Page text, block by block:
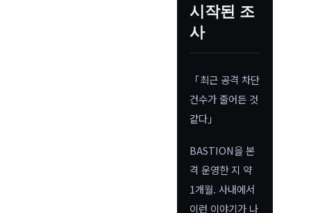
시작된 조
사
「최근 공격 차단
건수가 줄어든 것
같다」
BASTION을 본
격 운영한 지 약
1개월. 사내에서
이런 이야기가 나